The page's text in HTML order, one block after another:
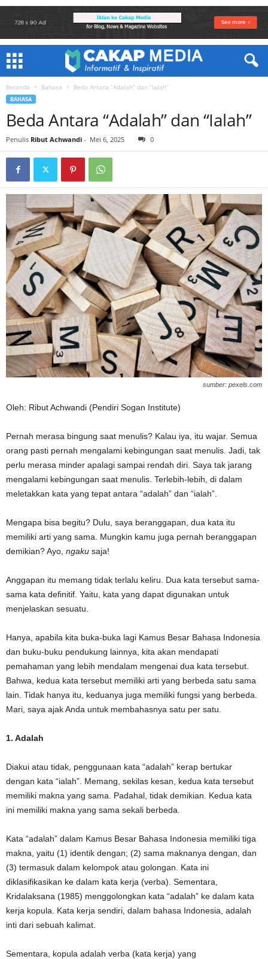
Beranda Bahasa Beda Antara “Adalah” dan “Ialah”
BAHASA
Beda Antara “Adalah” dan “Ialah”
Penulis Ribut Achwandi - Mei 6, 2025 0
sumber: pexels.com
Oleh: Ribut Achwandi (Pendiri Sogan Institute)
Pernah merasa bingung saat menulis? Kalau iya, itu wajar. Semua
orang pasti pernah mengalami kebingungan saat menulis. Jadi, tak
perlu merasa minder apalagi sampai rendah diri. Saya tak jarang
mengalami kebingungan saat menulis. Terlebih-lebih, di dalam
meletakkan kata yang tepat antara “adalah” dan “ialah”.
Mengapa bisa begitu? Dulu, saya beranggapan, dua kata itu
memiliki arti yang sama. Mungkin kamu juga pernah beranggapan
demikian? Ayo, ngaku saja!
Anggapan itu memang tidak terlalu keliru. Dua kata tersebut sama-
sama kata definitif. Yaitu, kata yang dapat digunakan untuk
menjelaskan sesuatu.
Hanya, apabila kita buka-buka lagi Kamus Besar Bahasa Indonesia
dan buku-buku pendukung lainnya, kita akan mendapati
pemahaman yang lebih mendalam mengenai dua kata tersebut.
Bahwa, kedua kata tersebut memiliki arti yang berbeda satu sama
lain. Tidak hanya itu, keduanya juga memiliki fungsi yang berbeda.
Mari, saya ajak Anda untuk membahasnya satu per satu.
1. Adalah
Diakui atau tidak, penggunaan kata “adalah” kerap bertukar
dengan kata “ialah”. Memang, sekilas kesan, kedua kata tersebut
memiliki makna yang sama. Padahal, tidak demikian. Kedua kata
ini memiliki makna yang sama sekali berbeda.
Kata “adalah” dalam Kamus Besar Bahasa Indonesia memiliki tiga
makna, yaitu (1) identik dengan; (2) sama maknanya dengan, dan
(3) termasuk dalam kelompok atau golongan. Kata ini
diklasifikasikan ke dalam kata kerja (verba). Sementara,
Kridalaksana (1985) menggolongkan kata “adalah” ke dalam kata
kerja kopula. Kata kerja sendiri, dalam bahasa Indonesia, adalah
inti dari sebuah kalimat.
Sementara, kopula adalah verba (kata kerja) yang